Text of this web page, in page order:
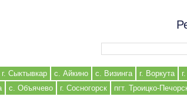
г. Сыктывкар с. Айкино с. Визинга г. Воркута
с. Объячево г. Сосногорск пгт. Троицко-